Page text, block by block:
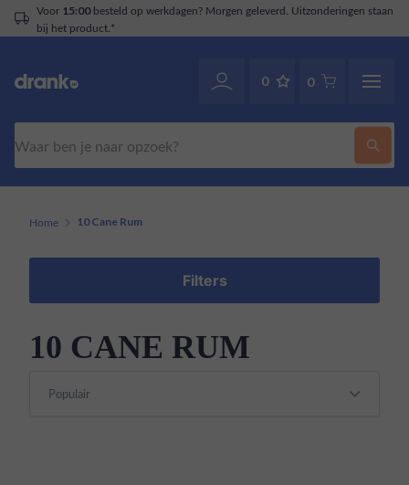
Voor 15:00besteld op werkdagen? Morgen geleverd. Uitzonderingen staan
bij het product.*
0 0
Home 10 Cane Rum
Filters
10 CANE RUM